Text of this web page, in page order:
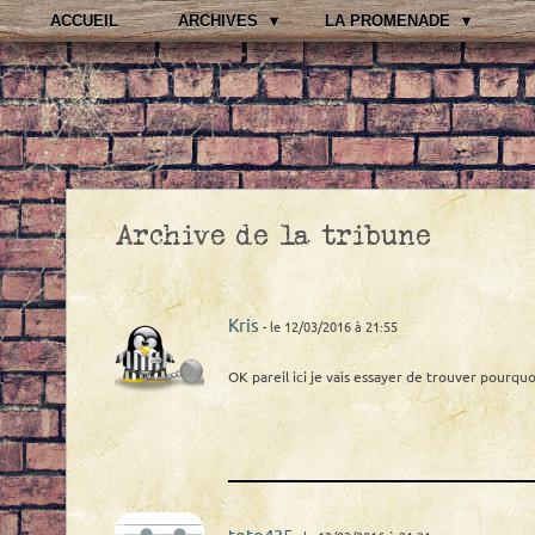
ACCUEIL ARCHIVES LA PROMENADE
Archive de la tribune
Kris - le 12/03/2016 à 21:55
OK pareil ici je vais essayer de trouver